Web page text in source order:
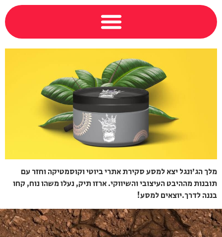
מלך הג'ונגל יצא למסע סקירת אתרי ביוטי וקוסמטיקה וחזר עם
תובנות מההיבט העיצובי והשיווקי. ארזו תיק, נעלו משהו נוח, קחו
בננה לדרך.יוצאים למסע!